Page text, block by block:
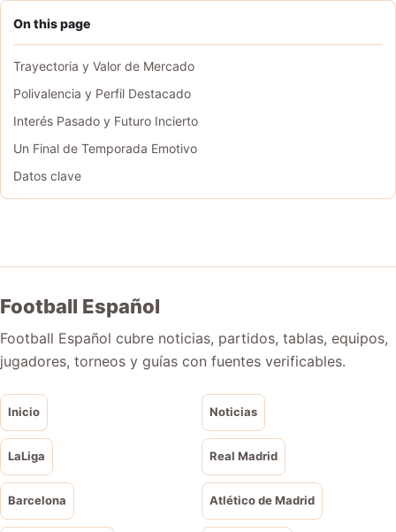
On this page
Trayectoria y Valor de Mercado
Polivalencia y Perfil Destacado
Interés Pasado y Futuro Incierto
Un Final de Temporada Emotivo
Datos clave
Football Español
Football Español cubre noticias, partidos, tablas, equipos,
jugadores, torneos y guías con fuentes verificables.
Inicio Noticias
LaLiga Real Madrid
Barcelona Atlético de Madrid